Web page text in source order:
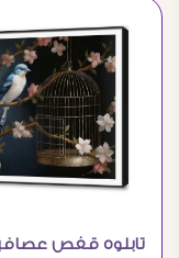
تابلوه قفص